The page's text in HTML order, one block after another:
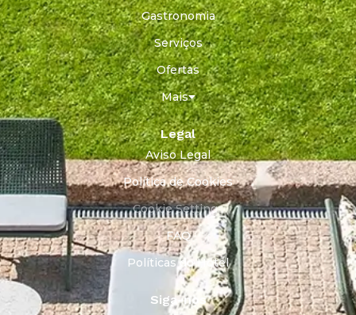
Gastronomia
Serviços
Ofertas
Mais
Legal
Aviso Legal
Política de Cookies
Cookie Settings
FAQ
Políticas do Hotel
Siga-nos